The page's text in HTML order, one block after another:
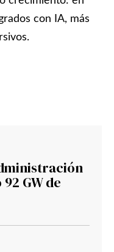
con IA, más
GW de